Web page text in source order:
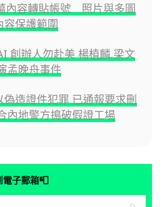
內容轉貼帳號 照片與多圖
容保護範圍
創辦人勿赴美 楊植麟,梁文
孟晚舟事件
偽造證件犯罪 已通報要求刪
內地警方搗破假證工場
電子郵箱📮